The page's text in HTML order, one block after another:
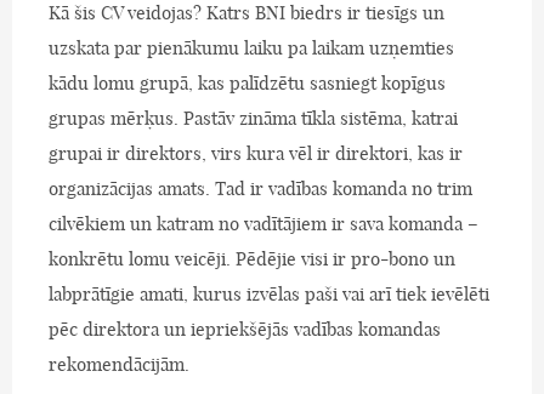
Kā šis CV veidojas? Katrs BNI biedrs ir tiesīgs un
uzskata par pienākumu laiku pa laikam uzņemties
kādu lomu grupā, kas palīdzētu sasniegt kopīgus
grupas mērķus. Pastāv zināma tīkla sistēma, katrai
grupai ir direktors, virs kura vēl ir direktori, kas ir
organizācijas amats. Tad ir vadības komanda no trim
cilvēkiem un katram no vadītājiem ir sava komanda –
konkrētu lomu veicēji. Pēdējie visi ir pro-bono un
labprātīgie amati, kurus izvēlas paši vai arī tiek ievēlēti
pēc direktora un iepriekšējās vadības komandas
rekomendācijām.